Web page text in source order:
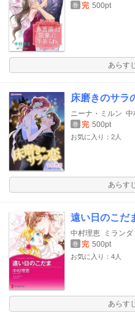
巻 完 500pt
あらす
床磨きのサラ
ニーナ・ミルン 中
巻 完 500pt
お気に入り：2人
あらす
遠い日のこだ
中村理恵 ミラン
巻 完 500pt
お気に入り：4人
あらす